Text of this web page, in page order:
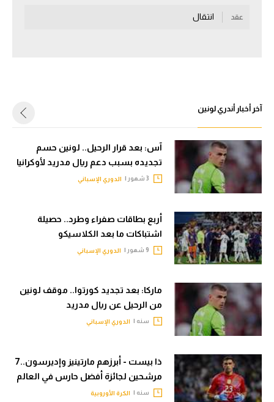
كرة السلة الأمريكية
كرة سلة
كرة طائرة
في المونديال
رياضة نسائية
أمريكا
ركن الألعاب
أقسام خاصة
Gamers
عقد انتقال
آخر أخبار أندري لونين
آس: بعد قرار الرحيل.. لونين حسم
تجديده بسبب دعم ريال مدريد لأوكرانيا
الدوري الإسباني
أربع بطاقات صفراء وطرد.. حصيلة
اشتباكات ما بعد الكلاسيكو
الدوري الإسباني
ماركا: بعد تجديد كورتوا.. موقف لونين
من الرحيل عن ريال مدريد
سنه | الدوري الإسباني
ذا بيست - أبرزهم مارتينيز وإديرسون..7
مرشحين لجائزة أفضل حارس في العالم
سنه | الكرة الأوروبية